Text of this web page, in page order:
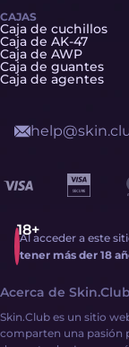
CAJAS
Caja de cuchillos
Caja de AK-47
Caja de AWP
Caja de guantes
Caja de agentes
Al acceder a este
tener más der 18
Acerca de Skin.Club
Skin.Club es un sitio
comparten una pasión